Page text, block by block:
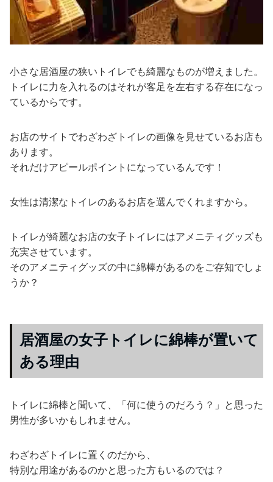
小さな居酒屋の狭いトイレでも綺麗なものが増えました。
トイレに力を入れるのはそれが客足を左右する存在になっ
ているからです。
お店のサイトでわざわざトイレの画像を見せているお店も
あります。
それだけアピールポイントになっているんです！
女性は清潔なトイレのあるお店を選んでくれますから。
トイレが綺麗なお店の女子トイレにはアメニティグッズも
充実させています。
そのアメニティグッズの中に綿棒があるのをご存知でしょ
うか？
居酒屋の女子トイレに綿棒が置いて
ある理由
トイレに綿棒と聞いて、「何に使うのだろう？」と思った
男性が多いかもしれません。
わざわざトイレに置くのだから、
特別な用途があるのかと思った方もいるのでは？